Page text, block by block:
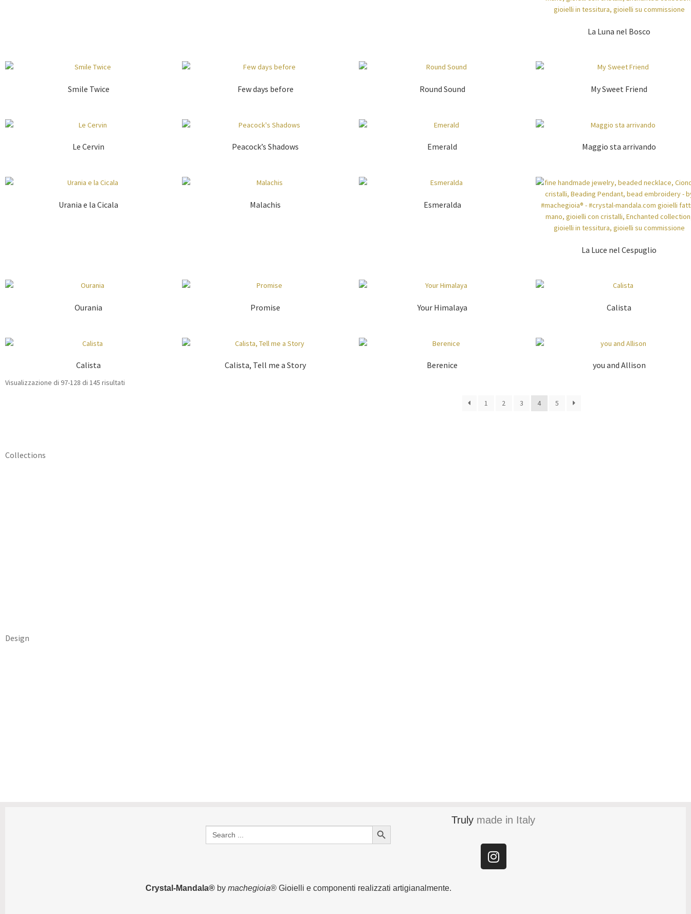
La Luna nel Bosco
Smile Twice Few days before Round Sound My Sweet Friend
Le Cervin Peacock’s Shadows Emerald Maggio sta arrivando
Urania e la Cicala Malachis Esmeralda
La Luce nel Cespuglio
Ourania Promise Your Himalaya Calista
Calista Calista, Tell me a Story Berenice you and Allison
Visualizzazione di 97-128 di 145 risultati
1 2 3 4 5
Collections
Design
Search
for:
Search Button Truly made in Italy
Crystal-Mandala®by machegioia® Gioielli e componenti realizzati artigianalmente.